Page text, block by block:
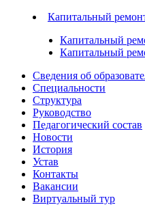
Капитальный
Капитальный
Капитальный
Сведения об
Специальности
Структура
Руководство
Педагогический состав
Новости
История
Устав
Контакты
Вакансии
Виртуальный тур